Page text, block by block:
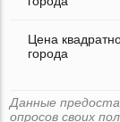
Цена
города
Данные
опросов своих